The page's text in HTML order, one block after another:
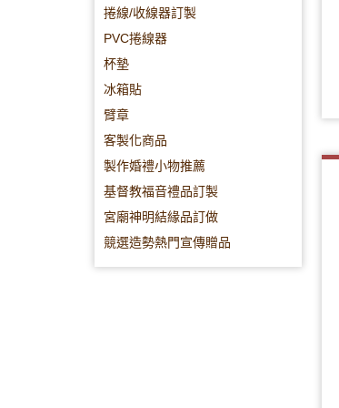
捲線/收線器訂製
PVC捲線器
杯墊
冰箱貼
臂章
客製化商品
製作婚禮小物推薦
基督教福音禮品訂製
宮廟神明結緣品訂做
競選造勢熱門宣傳贈品